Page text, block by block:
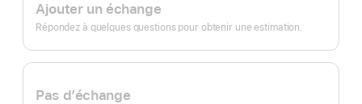
Ajouter un échange
Répondez à quelques questions pour obtenir une estimation.
Pas d’échange